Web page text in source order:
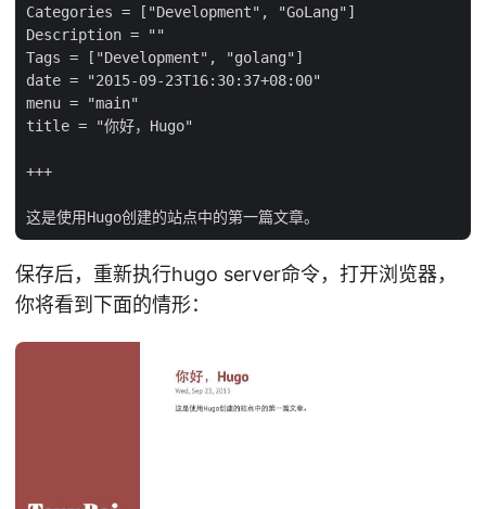
Categories = ["Development", "GoLang"]
Description = ""
Tags = ["Development", "golang"]
date = "2015-09-23T16:30:37+08:00"
menu = "main"
title = "你好，Hugo"
+++
保存后，重新执行hugo server命令，打开浏览器，
你将看到下面的情形：